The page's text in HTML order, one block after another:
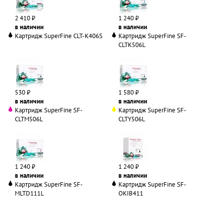
2 410 ₽
в наличии
1 240 ₽
в наличии
Картридж SuperFine CLT-K406S
530 ₽
в наличии
Картридж SuperFine SF-
CLTK506L
1 580 ₽
в наличии
Картридж SuperFine SF-
CLTM506L
1 240 ₽
в наличии
Картридж SuperFine SF-
CLTY506L
1 240 ₽
в наличии
Картридж SuperFine SF-
MLTD111L
Картридж SuperFine SF-
OKIB411